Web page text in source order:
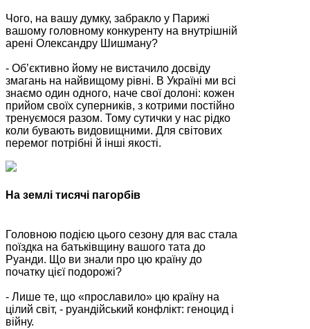
Чого, на вашу думку, забракло у Парижі
вашому головному конкуренту на внутрішній
арені Олександру Шишману?
- Об’єктивно йому не вистачило досвіду
змагань на найвищому рівні. В Україні ми всі
знаємо один одного, наче свої долоні: кожен
прийом своїх суперників, з котрими постійно
тренуємося разом. Тому сутички у нас рідко
коли бувають видовищними. Для світових
перемог потрібні й інші якості.
На землі тисячі пагорбів
Головною подією цього сезону для вас стала
поїздка на батьківщину вашого тата до
Руанди. Що ви знали про цю країну до
початку цієї подорожі?
- Лише те, що «прославило» цю країну на
цілий світ, - руандійський конфлікт: геноцид і
війну.